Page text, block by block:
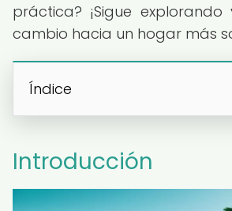
práctica? ¡Sigue
cambio hacia un hogar más
Índice
Introducción